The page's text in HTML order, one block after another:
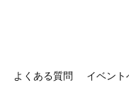
よくある質問 イベント